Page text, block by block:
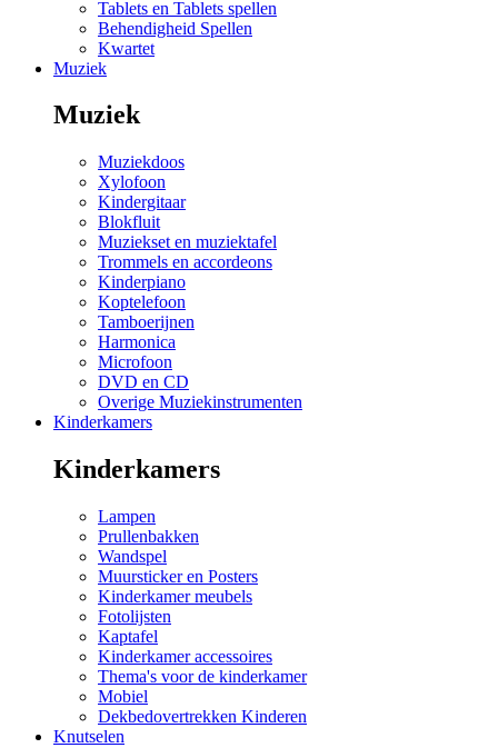
Tablets en Tablets spellen
Behendigheid Spellen
Kwartet
Muziek
Muziek
Muziekdoos
Xylofoon
Kindergitaar
Blokfluit
Muziekset en muziektafel
Trommels en accordeons
Kinderpiano
Koptelefoon
Tamboerijnen
Harmonica
Microfoon
DVD en CD
Overige Muziekinstrumenten
Kinderkamers
Kinderkamers
Lampen
Prullenbakken
Wandspel
Muursticker en Posters
Kinderkamer meubels
Fotolijsten
Kaptafel
Kinderkamer accessoires
Thema's voor de kinderkamer
Mobiel
Dekbedovertrekken Kinderen
Knutselen